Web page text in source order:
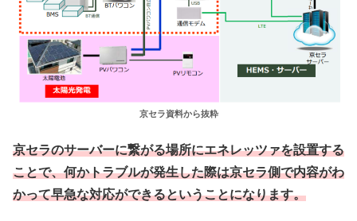
京セラ資料から抜粋
京セラのサーバーに繋がる場所にエネレッツァを設置する
ことで、何かトラブルが発生した際は京セラ側で内容がわ
かって早急な対応ができるということになります。